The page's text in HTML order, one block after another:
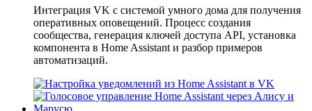
Интеграция VK с системой умного дома для получения
оперативных оповещений. Процесс создания
сообщества, генерация ключей доступа API, установка
компонента в Home Assistant и разбор примеров
автоматизаций.